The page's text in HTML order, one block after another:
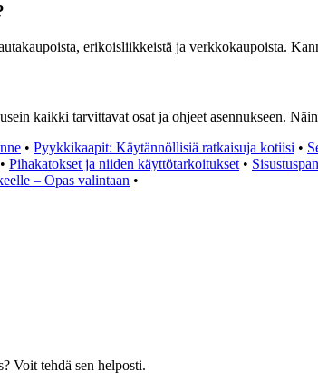
erikoisliikkeistä ja verkkokaupoista.
kaikki tarvittavat osat ja ohjeet asennukseen.
• Pyykkikaapit: Käytännöllisiä ratkaisuja kotiisi •
• Pihakatokset ja niiden käyttötarkoitukset •
– Opas valintaan •
Voit tehdä sen helposti.